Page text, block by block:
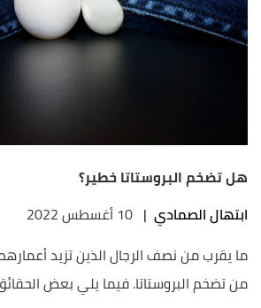
هل تضخم البروستاتا خطير؟
ابتهال الصمادي | 10 أغسطس 2022
من تضخم البروستاتا. فيما يلي بعض